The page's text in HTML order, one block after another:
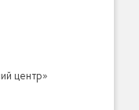
центр»